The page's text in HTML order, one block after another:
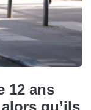
12 ans
qu’ils